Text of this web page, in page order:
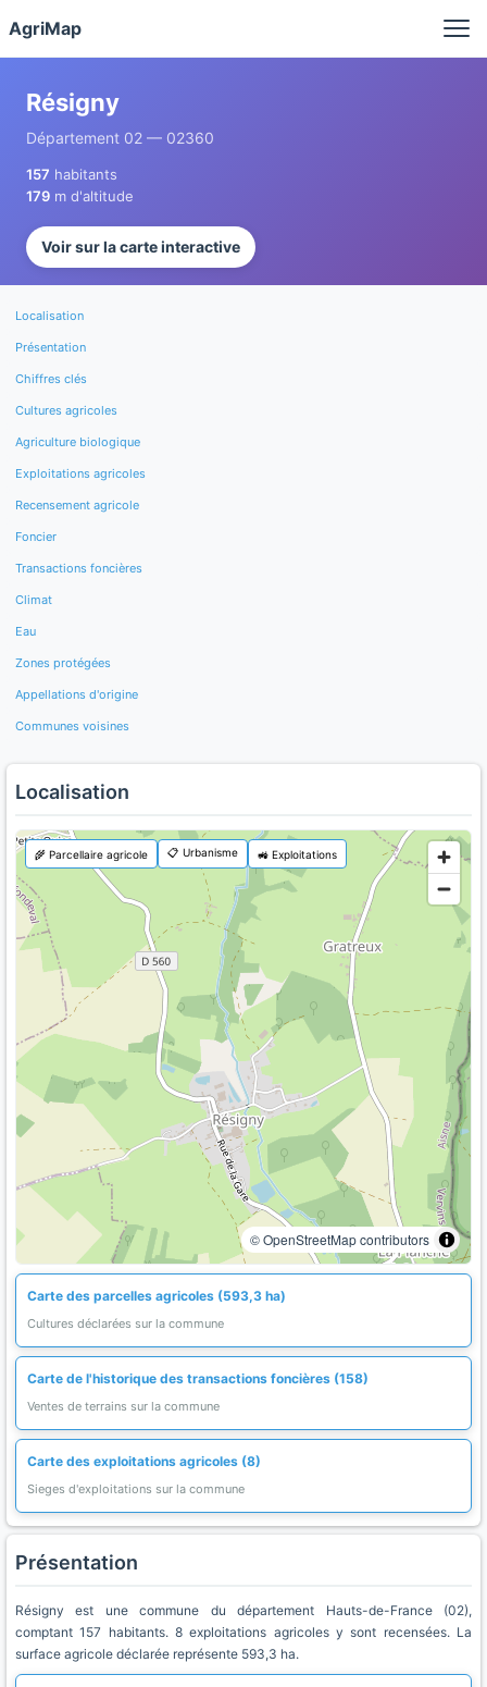
AgriMap
Résigny
Département 02 — 02360
157 habitants
179 m d'altitude
Voir sur la carte interactive
Localisation
Présentation
Chiffres clés
Cultures agricoles
Agriculture biologique
Exploitations agricoles
Recensement agricole
Foncier
Transactions foncières
Climat
Eau
Zones protégées
Appellations d'origine
Communes voisines
Localisation
© OpenStreetMap contributors
🌾 Parcellaire agricole 📋 Urbanisme 🚜 Exploitations
Carte des parcelles agricoles (593,3 ha)
Cultures déclarées sur la commune
Carte de l'historique des transactions foncières (158)
Ventes de terrains sur la commune
Carte des exploitations agricoles (8)
Sieges d'exploitations sur la commune
Présentation
Résigny est une commune du département Hauts-de-France (02),
comptant 157 habitants. 8 exploitations agricoles y sont recensées. La
surface agricole déclarée représente 593,3 ha.